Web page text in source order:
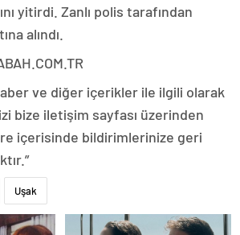
yitirdi. Zanlı polis tarafından
alındı.
ve diğer içerikler ile ilgili olarak
bize iletişim sayfası üzerinden
içerisinde bildirimlerinize geri
Uşak